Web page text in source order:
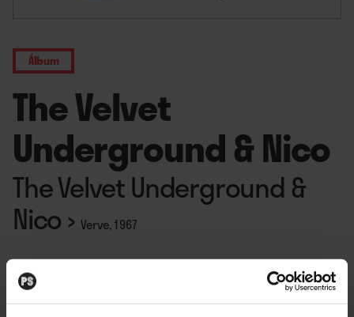
Álbum
The Velvet
Underground & Nico
The Velvet Underground &
Nico› Verve, 1967
PorSanti Carrillo